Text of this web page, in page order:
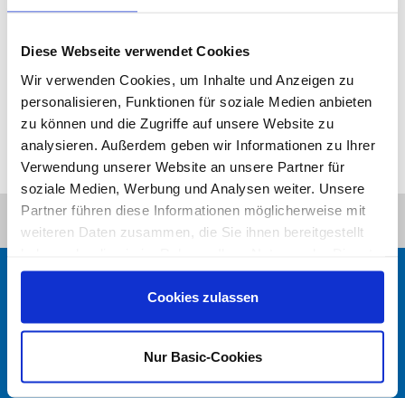
Diese Webseite verwendet Cookies
Wir verwenden Cookies, um Inhalte und Anzeigen zu
personalisieren, Funktionen für soziale Medien anbieten
zu können und die Zugriffe auf unsere Website zu
analysieren. Außerdem geben wir Informationen zu Ihrer
Verwendung unserer Website an unsere Partner für
soziale Medien, Werbung und Analysen weiter. Unsere
Partner führen diese Informationen möglicherweise mit
weiteren Daten zusammen, die Sie ihnen bereitgestellt
gesammelt haben.
Cookies zulassen
Nur Basic-Cookies
Galvenie skaitļi
Vēsture
COLOR EXPERT
RKMP
WESTEX